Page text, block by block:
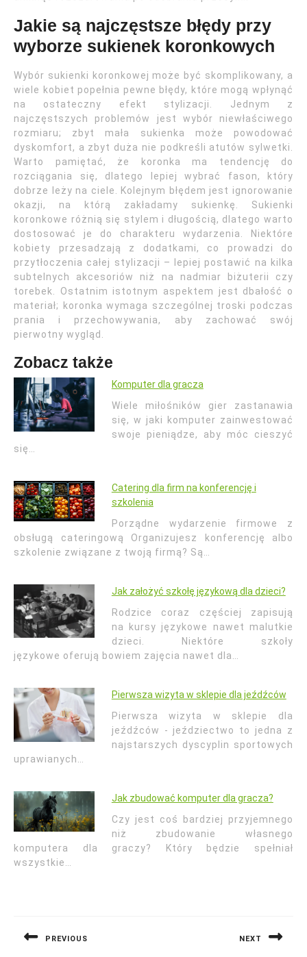
Jakie są najczęstsze błędy przy
wyborze sukienek koronkowych
Wybór sukienki koronkowej może być skomplikowany, a
wiele kobiet popełnia pewne błędy, które mogą wpłynąć
na ostateczny efekt stylizacji. Jednym z
najczęstszych problemów jest wybór niewłaściwego
rozmiaru; zbyt mała sukienka może powodować
dyskomfort, a zbyt duża nie podkreśli atutów sylwetki.
Warto pamiętać, że koronka ma tendencję do
rozciągania się, dlatego lepiej wybrać fason, który
dobrze leży na ciele. Kolejnym błędem jest ignorowanie
okazji, na którą zakładamy sukienkę. Sukienki
koronkowe różnią się stylem i długością, dlatego warto
dostosować je do charakteru wydarzenia. Niektóre
kobiety przesadzają z dodatkami, co prowadzi do
przytłoczenia całej stylizacji – lepiej postawić na kilka
subtelnych akcesoriów niż na nadmiar biżuterii czy
torebek. Ostatnim istotnym aspektem jest dbałość o
materiał; koronka wymaga szczególnej troski podczas
prania i przechowywania, aby zachować swój
pierwotny wygląd.
Zobacz także
Komputer dla gracza
Wiele miłośników gier zastanawia
się, w jaki komputer zainwestować
swoje pieniądze, aby móc cieszyć
się…
Catering dla firm na konferencję i
szkolenia
Porządne wydarzenie firmowe z
obsługą cateringową Organizujesz konferencję albo
szkolenie związane z twoją firmą? Są…
Jak założyć szkołę językową dla dzieci?
Rodzice coraz częściej zapisują
na kursy językowe nawet malutkie
dzieci. Niektóre szkoły
językowe oferują bowiem zajęcia nawet dla…
Pierwsza wizyta w sklepie dla jeźdźców
Pierwsza wizyta w sklepie dla
jeźdźców - jeździectwo to jedna z
najstarszych dyscyplin sportowych
uprawianych…
Jak zbudować komputer dla gracza?
Czy jest coś bardziej przyjemnego
niż zbudowanie własnego
komputera dla graczy? Który będzie spełniał
wszystkie…
PREVIOUS NEXT